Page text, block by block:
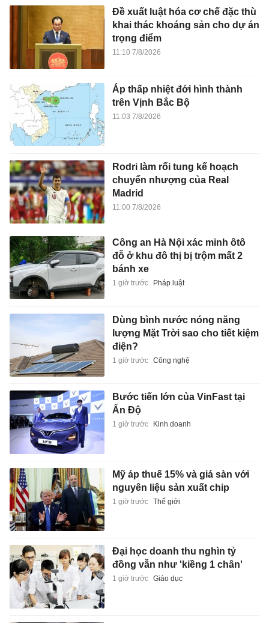
Đề xuất luật hóa cơ chế đặc thù
khai thác khoáng sản cho dự án
trọng điểm
11:10 7/8/2026
Áp thấp nhiệt đới hình thành
trên Vịnh Bắc Bộ
11:03 7/8/2026
Rodri làm rối tung kế hoạch
chuyển nhượng của Real
Madrid
11:00 7/8/2026
Công an Hà Nội xác minh ôtô
đỗ ở khu đô thị bị trộm mất 2
bánh xe
1 giờ trước Pháp luật
Dùng bình nước nóng năng
lượng Mặt Trời sao cho tiết kiệm
điện?
1 giờ trước Công nghệ
Bước tiến lớn của VinFast tại
Ấn Độ
1 giờ trước Kinh doanh
Mỹ áp thuế 15% và giá sàn với
nguyên liệu sản xuất chip
1 giờ trước Thế giới
Đại học doanh thu nghìn tỷ
đồng vẫn như 'kiềng 1 chân'
1 giờ trước Giáo dục